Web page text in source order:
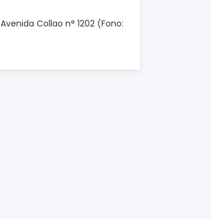
Avenida Collao n° 1202 (Fono: